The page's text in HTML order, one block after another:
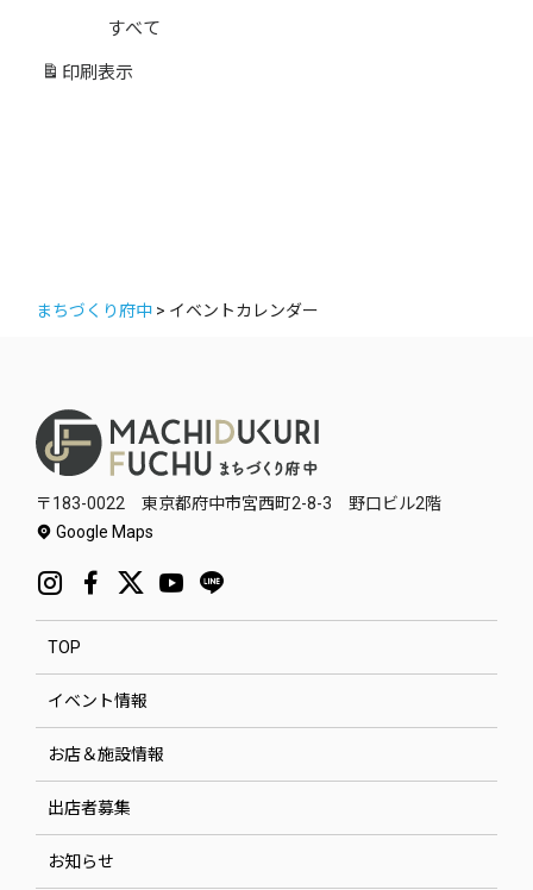
ゴ
リ
すべて
印刷 表示
まちづくり府中 > イベントカレンダー
〒183-0022 東京都府中市宮西町2-8-3 野口ビル2階
Google Maps
TOP
イベント情報
お店＆施設情報
出店者募集
お知らせ